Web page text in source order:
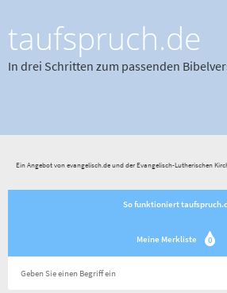
taufspruch.de
In drei Schritten zum passenden
Ein Angebot von evangelisch.de und der Evangelisch-Lutherischen
So funktioniert
Meine Merkliste 0